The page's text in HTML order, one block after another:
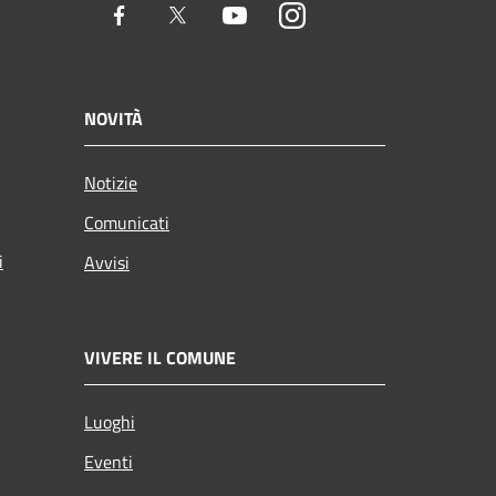
Facebook Twitter YoutubeInstagram
NOVITÀ
Notizie
Comunicati
Avvisi
VIVERE IL COMUNE
Luoghi
Eventi